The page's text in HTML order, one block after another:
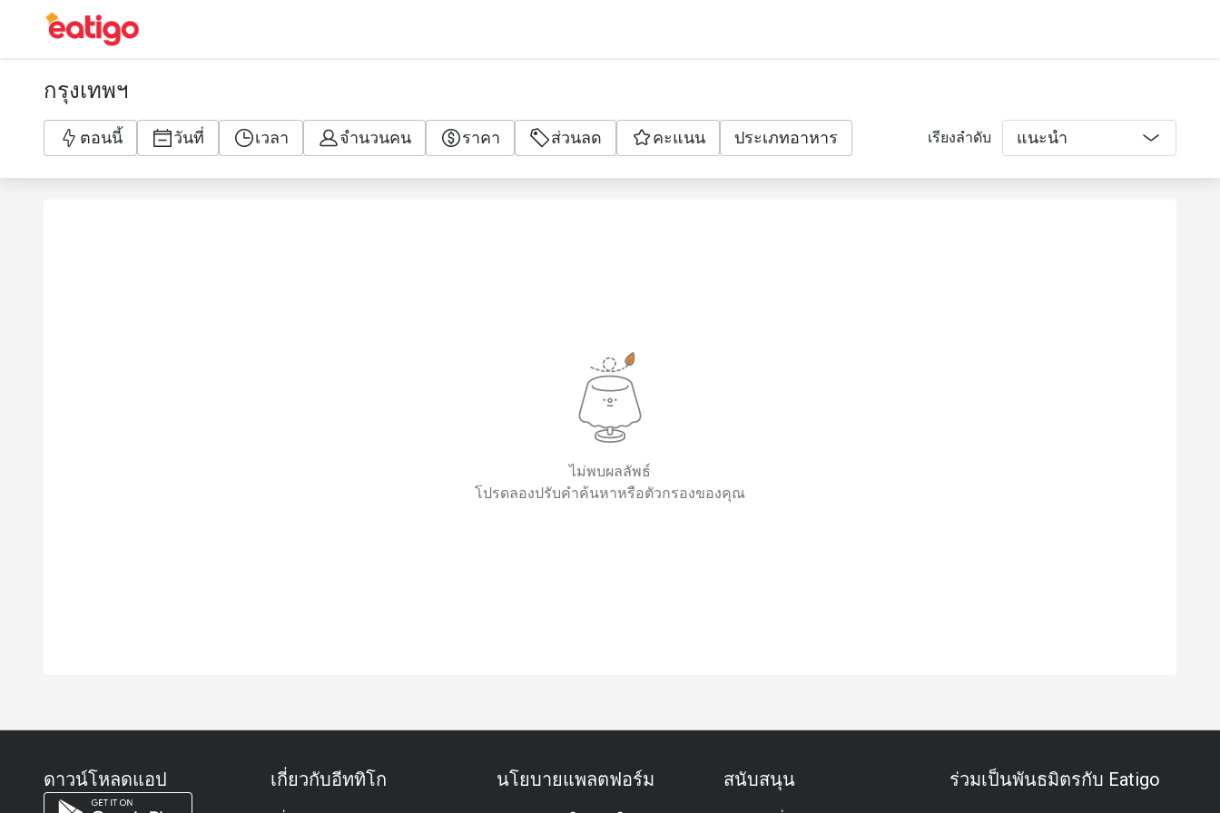
กรุงเทพฯ
ตอนนี้ วันที่ เวลา จำนวนคน ราคา ส่วนลด คะแนน ประเภทอาหาร เรียงลำดับ แนะนำ
ไม่พบผลลัพธ์
โปรดลองปรับคำค้นหาหรือตัวกรองของคุณ
ดาวน์โหลดแอป เกี่ยวกับอีททิโก นโยบายแพลตฟอร์ม สนับสนุน ร่วมเป็นพันธมิตรกับ Eatigo